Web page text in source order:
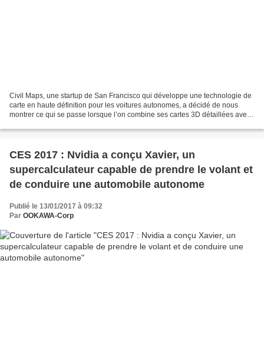
Civil Maps, une startup de San Francisco qui développe une technologie de
carte en haute définition pour les voitures autonomes, a décidé de nous
montrer ce qui se passe lorsque l’on combine ses cartes 3D détaillées avec
CES 2017 : Nvidia a conçu Xavier, un
supercalculateur capable de prendre le volant et
de conduire une automobile autonome
Publié le 13/01/2017 à 09:32
Par OOKAWA-Corp